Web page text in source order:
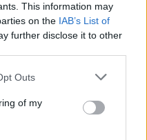
This information may
on the IAB’s List of
further disclose it to other
uses one or more Google
You may click to
its third-party tags to
purposes in below Google
Outs
of my